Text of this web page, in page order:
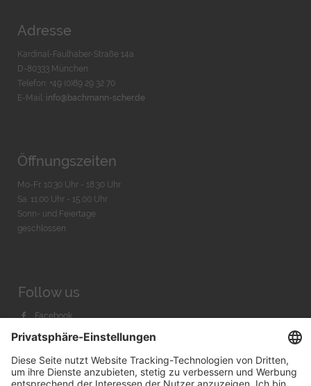
Adresse
Kardinal-Faulhaber-Straße 14a
D-80333 München
Telefon: +49 (0)89 29 32 70
E-Mail: info@bachmann-scher.de
Öffnungszeiten
Mo-Fr. 10:30 Uhr - 18:30 Uhr
Sa. 11:00 Uhr - 15.00 Uhr
Sonn- und Feiertage
geschlossen
Follow us
Facebook
Instagram
Youtube